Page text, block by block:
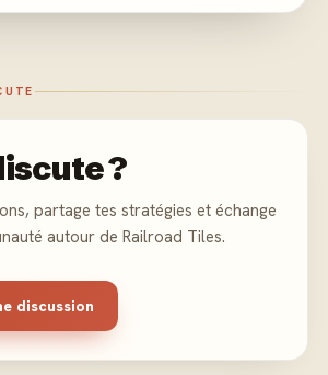
?
partage tes stratégies et échange
autour de Railroad Tiles.
discussion